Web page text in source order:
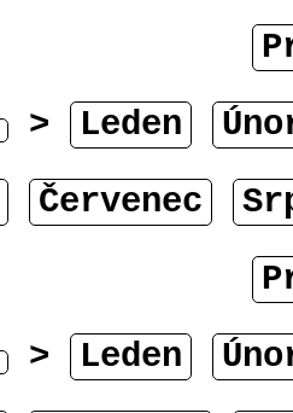
> Leden
Červenec
> Leden